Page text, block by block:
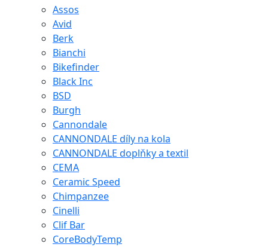
Assos
Avid
Berk
Bianchi
Bikefinder
Black Inc
BSD
Burgh
Cannondale
CANNONDALE díly na kola
CANNONDALE doplňky a textil
CEMA
Ceramic Speed
Chimpanzee
Cinelli
Clif Bar
CoreBodyTemp